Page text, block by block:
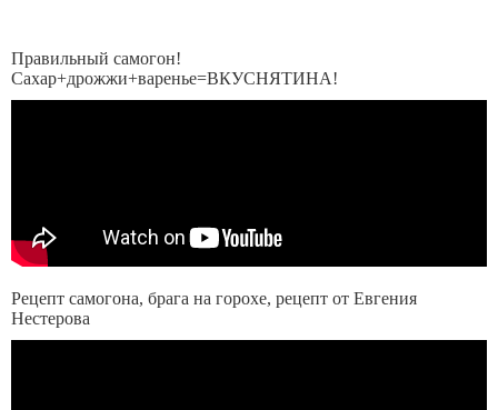
Правильный самогон!
Сахар+дрожжи+варенье=ВКУСНЯТИНА!
Рецепт самогона, брага на горохе, рецепт от Евгения
Нестерова